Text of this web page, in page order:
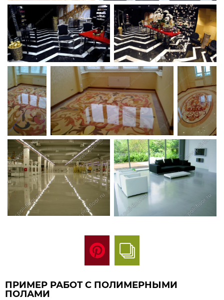
ПРИМЕР РАБОТ С ПОЛИМЕРНЫМИ
ПОЛАМИ